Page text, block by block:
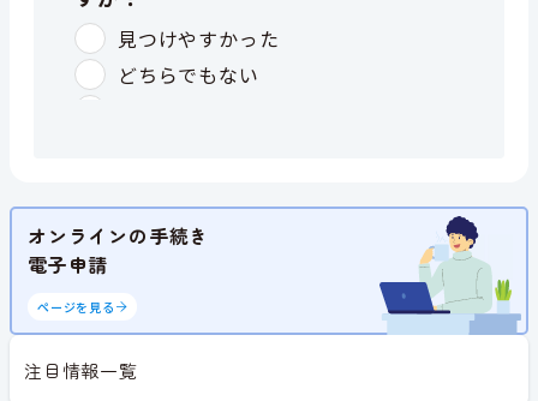
オンラインの手続き
電子申請
ページを見る
注目情報一覧